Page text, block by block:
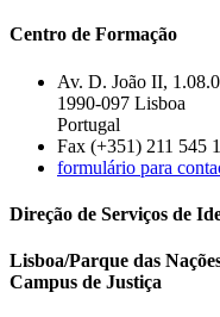
Centro de Formação
Av. D. João II,
1990-097 Lisboa
Portugal
Fax (+351) 211 545
formulário para
Direção de Serviços de
Lisboa/Parque das
Campus de Justiça